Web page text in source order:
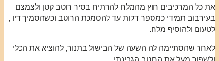
את כל המרכיבים חוץ מהמלח להרתיח בסיר רוטב קטן ולצמצם
בעירבוב תמידי כמספר דקות עד להסמכת הרוטב וכשהסמיך דיו ,
לטעום ולהוסיף מלח.
לאחר שהסתיימה לה השעה של הבישול בתנור, להוציא את הכלי
ולשפוך מעל את הרוטב הגבינתי,